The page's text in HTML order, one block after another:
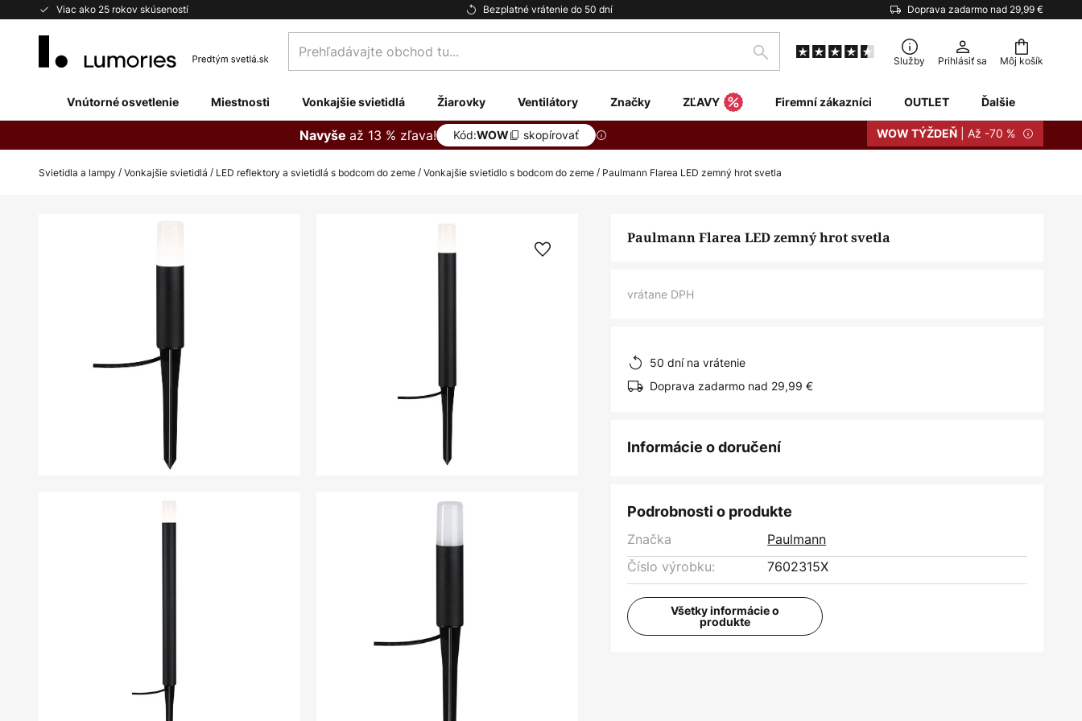
Viac ako 25 rokov skúseností Bezplatné vrátenie do 50 dní Doprava zadarmo nad 29,99 €
Skip
Môj košík
Prehľadávajte
obchod
Hľadať Služby Prihlásiť sa
Vnútorné osvetlenie Miestnosti Vonkajšie svietidlá Žiarovky Ventilátory Značky ZĽAVY Firemní zákazníci OUTLET Ďalšie
Navyše až 13 % zľava! Kód:WOW skopírovať WOW TÝŽDEŇ | Až -70 %
Svietidla a lampy Vonkajšie svietidlá LED reflektory a svietidlá s bodcom do zeme Vonkajšie svietidlo s bodcom do zeme Paulmann Flarea LED zemný hrot svetla
Paulmann Flarea LED zemný hrot svetla
vrátane DPH
50 dní na vrátenie
Doprava zadarmo nad 29,99 €
Informácie o doručení
Podrobnosti o produkte
Značka
Paulmann
Číslo výrobku:
7602315X
Všetky informácie o
produkte